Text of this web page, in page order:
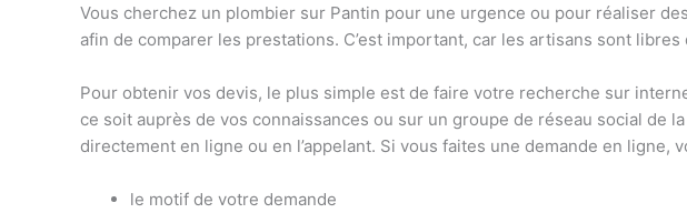
Vous cherchez un plombier sur Pantin pour une urgence ou pour réaliser
afin de comparer les prestations. C’est important, car les artisans sont
Pour obtenir vos devis, le plus simple est de faire votre recherche sur
ce soit auprès de vos connaissances ou sur un groupe de réseau social de
directement en ligne ou en l’appelant. Si vous faites une demande en
le motif de votre demande